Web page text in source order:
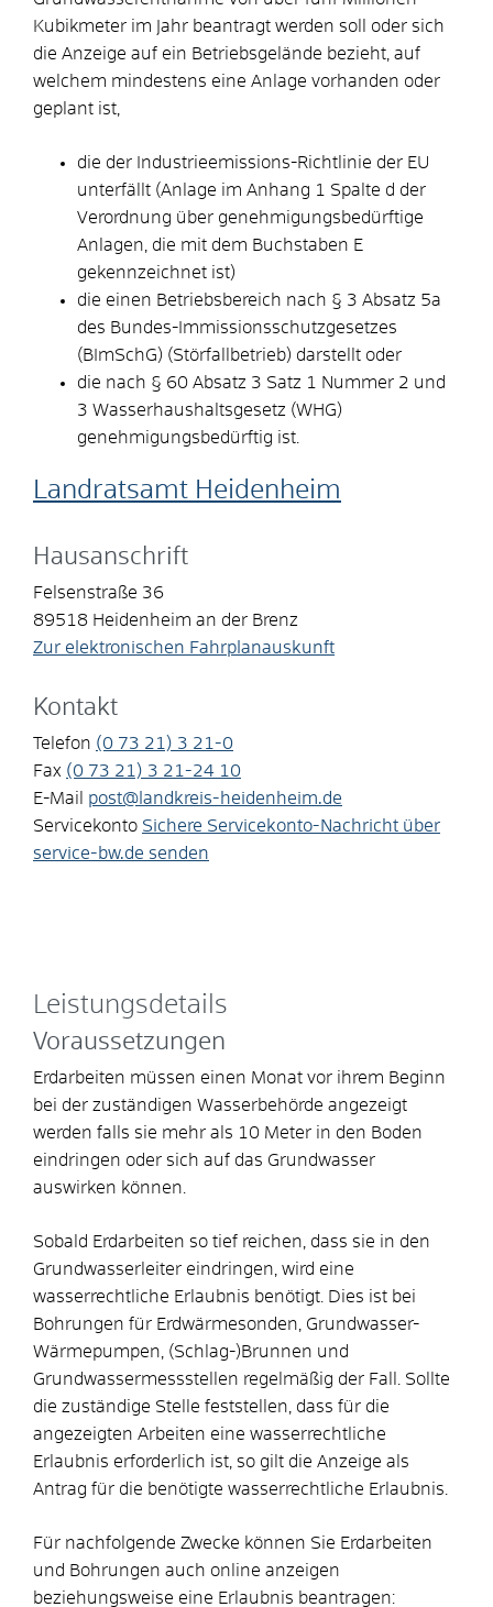
Kubikmeter im Jahr beantragt werden soll oder sich
die Anzeige auf ein Betriebsgelände bezieht, auf
welchem mindestens eine Anlage vorhanden oder
geplant ist,
die der Industrieemissions-Richtlinie der EU
unterfällt (Anlage im Anhang 1 Spalte d der
Verordnung über genehmigungsbedürftige
Anlagen, die mit dem Buchstaben E
gekennzeichnet ist)
die einen Betriebsbereich nach § 3 Absatz 5a
des Bundes-Immissionsschutzgesetzes
(BImSchG) (Störfallbetrieb) darstellt oder
die nach § 60 Absatz 3 Satz 1 Nummer 2 und
3 Wasserhaushaltsgesetz (WHG)
genehmigungsbedürftig ist.
Landratsamt Heidenheim
Hausanschrift
Felsenstraße 36
89518 Heidenheim an der Brenz
Zur elektronischen Fahrplanauskunft
Kontakt
Telefon (0 73 21) 3 21-0
Fax (0 73 21) 3 21-24 10
E-Mail
post@landkreis-heidenheim.de
Servicekonto Sichere Servicekonto-Nachricht über
service-bw.de senden
Leistungsdetails
Voraussetzungen
Erdarbeiten müssen einen Monat vor ihrem Beginn
bei der zuständigen Wasserbehörde angezeigt
werden falls sie mehr als 10 Meter in den Boden
eindringen oder sich auf das Grundwasser
auswirken können.
Sobald Erdarbeiten so tief reichen, dass sie in den
Grundwasserleiter eindringen, wird eine
wasserrechtliche Erlaubnis benötigt. Dies ist bei
Bohrungen für Erdwärmesonden, Grundwasser-
Wärmepumpen, (Schlag-)Brunnen und
Grundwassermessstellen regelmäßig der Fall. Sollte
die zuständige Stelle feststellen, dass für die
angezeigten Arbeiten eine wasserrechtliche
Erlaubnis erforderlich ist, so gilt die Anzeige als
Antrag für die benötigte wasserrechtliche Erlaubnis.
Für nachfolgende Zwecke können Sie Erdarbeiten
und Bohrungen auch online anzeigen
beziehungsweise eine Erlaubnis beantragen: